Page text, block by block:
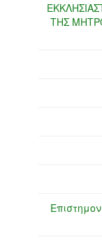
ΤΗΣ